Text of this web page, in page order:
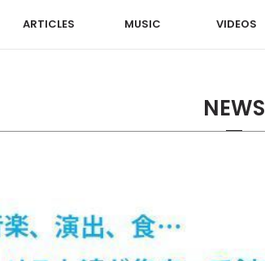
ARTICLES MUSIC VIDEOS
NEWS